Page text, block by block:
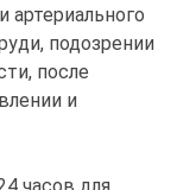
подозрении
после
и